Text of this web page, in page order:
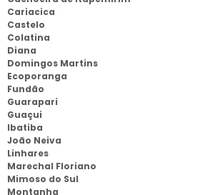
Cariacica
Castelo
Colatina
Diana
Domingos Martins
Ecoporanga
Fundão
Guarapari
Guaçui
Ibatiba
João Neiva
Linhares
Marechal Floriano
Mimoso do Sul
Montanha